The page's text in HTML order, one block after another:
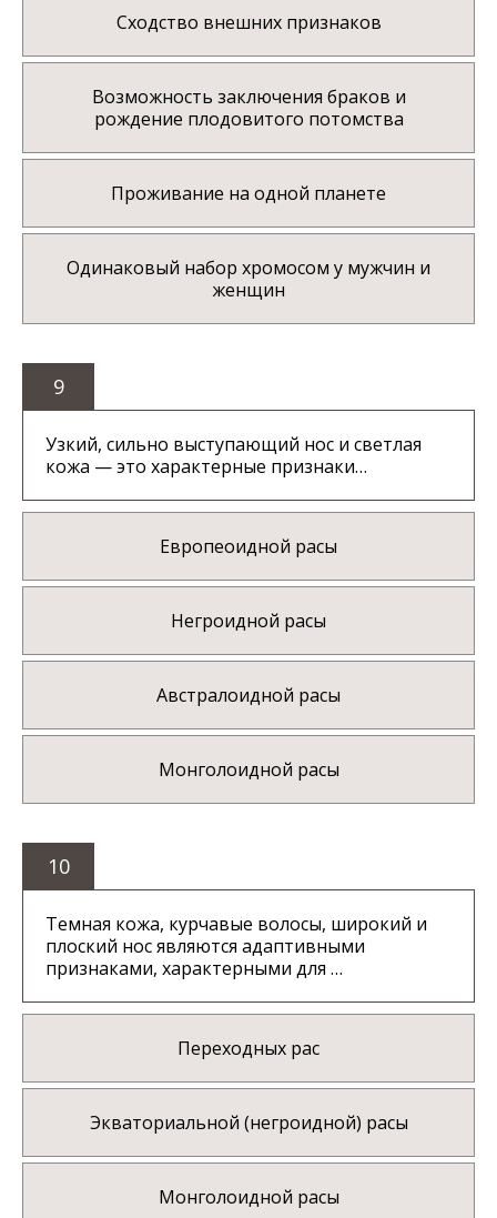
Сходство внешних признаков
Возможность заключения браков и
рождение плодовитого потомства
Проживание на одной планете
Одинаковый набор хромосом у мужчин и
женщин
9
Узкий, сильно выступающий нос и светлая
кожа — это характерные признаки…
Европеоидной расы
Негроидной расы
Австралоидной расы
Монголоидной расы
10
Темная кожа, курчавые волосы, широкий и
плоский нос являются адаптивными
признаками, характерными для …
Переходных рас
Экваториальной (негроидной) расы
Монголоидной расы